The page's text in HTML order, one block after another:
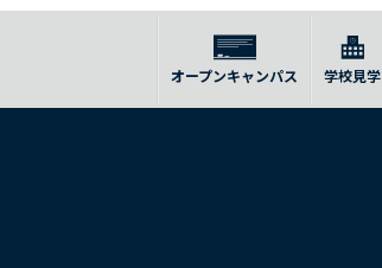
オープンキャンパス 学校見学